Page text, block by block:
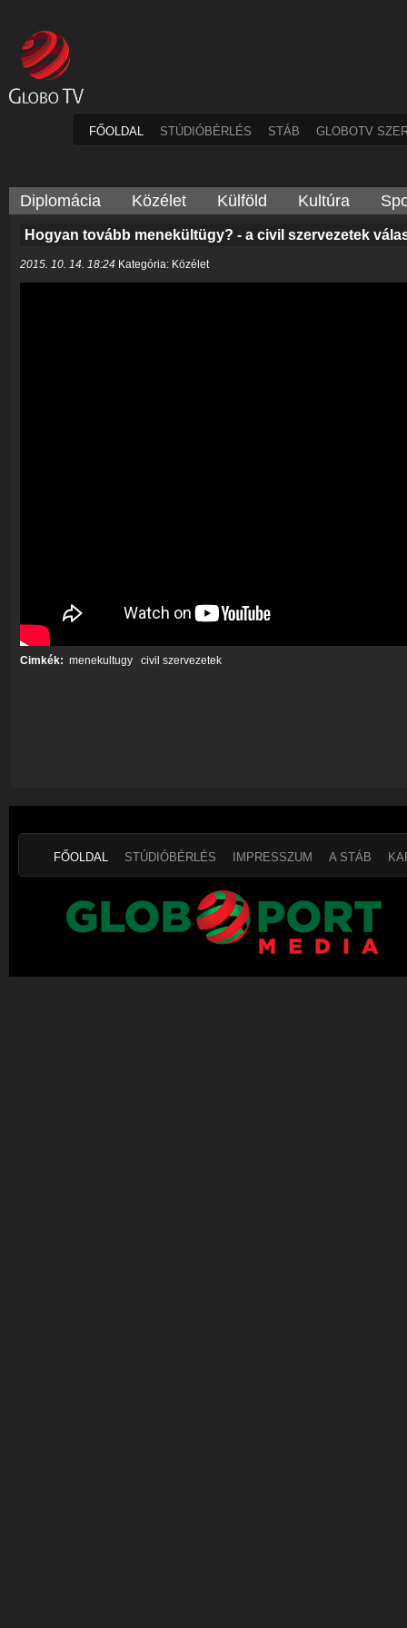
FŐOLDAL STÚDIÓBÉRLÉS STÁB GLOBOTV
Diplomácia Közélet Külföld Kultúra
Hogyan tovább menekültügy? - a civil szervezetek
2015. 10. 14. 18:24 Kategória: Közélet
Cimkék: menekultugy civil szervezetek
FŐOLDAL STÚDIÓBÉRLÉS IMPRESSZUM A STÁB